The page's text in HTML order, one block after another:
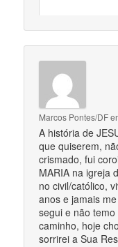
Marcos Pontes/DF
A história de
que quiserem,
crismado, fui
MARIA na igreja
no civil/católico,
anos e jamais
segui e não
caminho, hoje
sorrirei a Sua